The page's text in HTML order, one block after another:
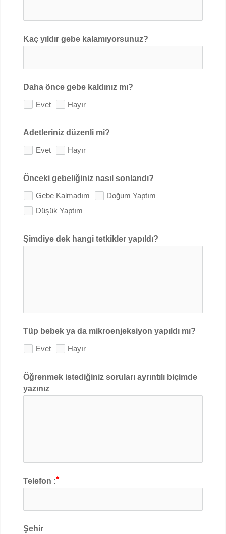
Kaç yıldır gebe kalamıyorsunuz?
Daha önce gebe kaldınız mı?
Evet Hayır
Adetleriniz düzenli mi?
Evet Hayır
Önceki gebeliğiniz nasıl sonlandı?
Gebe Kalmadım
Doğum Yaptım
Düşük Yaptım
Şimdiye dek hangi tetkikler yapıldı?
Tüp bebek ya da mikroenjeksiyon yapıldı mı?
Evet Hayır
Öğrenmek istediğiniz soruları ayrıntılı biçimde
yazınız
Telefon :
Şehir